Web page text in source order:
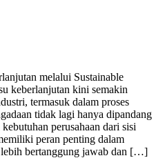
melalui Sustainable
keberlanjutan kini semakin
termasuk dalam proses
tidak lagi hanya dipandang
perusahaan dari sisi
peran penting dalam
bertanggung jawab dan […]